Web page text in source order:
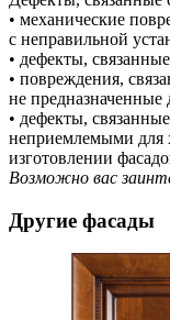
• механические
с неправильной
• дефекты,
• повреждения,
не предназначенные
• дефекты,
неприемлемыми для
изготовлении
Возможно вас
Другие фасады